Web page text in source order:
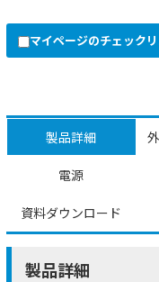
マイページのチェック
製品詳細
電源
資料ダウンロード
製品詳細